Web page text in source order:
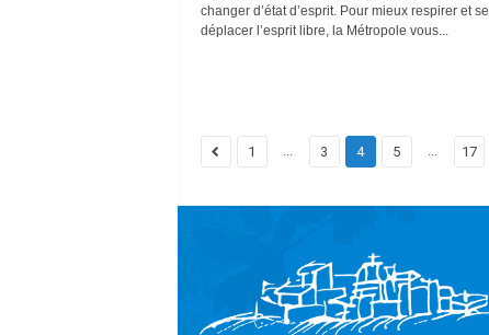
changer d’état d’esprit. Pour mieux respirer et se
déplacer l’esprit libre, la Métropole vous...
1 ... 3 4 5 ... 17